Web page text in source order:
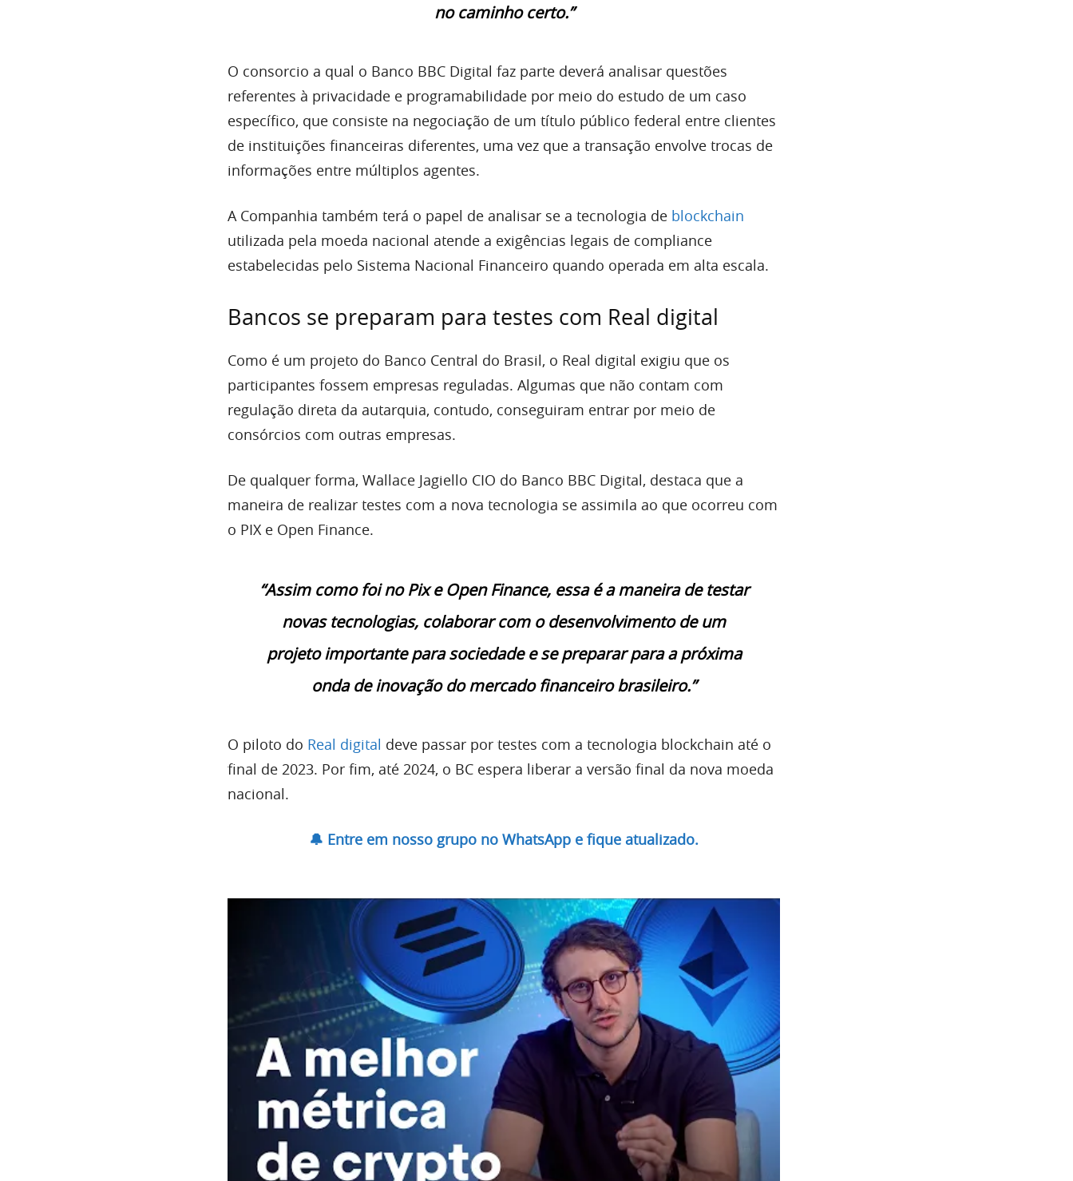
no caminho certo.”
O consorcio a qual o Banco BBC Digital faz parte deverá analisar questões
referentes à privacidade e programabilidade por meio do estudo de um caso
específico, que consiste na negociação de um título público federal entre clientes
de instituições financeiras diferentes, uma vez que a transação envolve trocas de
informações entre múltiplos agentes.
A Companhia também terá o papel de analisar se a tecnologia de blockchain
utilizada pela moeda nacional atende a exigências legais de compliance
estabelecidas pelo Sistema Nacional Financeiro quando operada em alta escala.
Bancos se preparam para testes com Real digital
Como é um projeto do Banco Central do Brasil, o Real digital exigiu que os
participantes fossem empresas reguladas. Algumas que não contam com
regulação direta da autarquia, contudo, conseguiram entrar por meio de
consórcios com outras empresas.
De qualquer forma, Wallace Jagiello CIO do Banco BBC Digital, destaca que a
maneira de realizar testes com a nova tecnologia se assimila ao que ocorreu com
o PIX e Open Finance.
“Assim como foi no Pix e Open Finance, essa é a maneira de testar
novas tecnologias, colaborar com o desenvolvimento de um
projeto importante para sociedade e se preparar para a próxima
onda de inovação do mercado financeiro brasileiro.”
O piloto do Real digital deve passar por testes com a tecnologia blockchain até o
final de 2023. Por fim, até 2024, o BC espera liberar a versão final da nova moeda
nacional.
🔔 Entre em nosso grupo no WhatsApp e fique atualizado.